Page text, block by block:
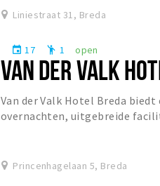
Liniestraat 31, Breda
event 17 emoji_people 1 open
VAN DER VALK
Van der Valk Hotel Breda
overnachten, uitgebreide
Princenhagelaan 5, Breda